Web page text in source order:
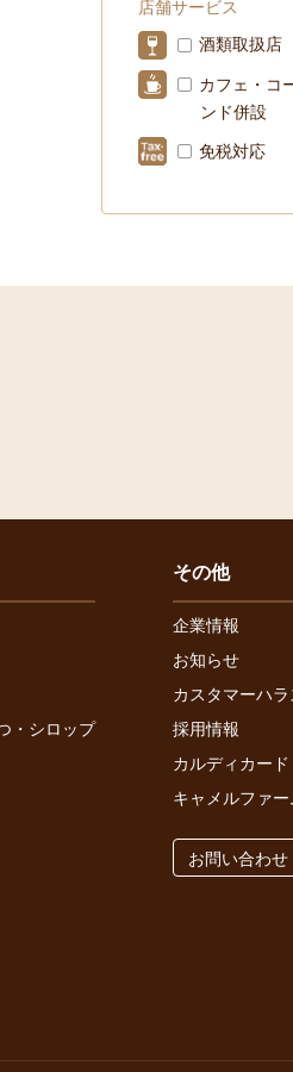
店舗サービス
酒類取扱店
カフェ・コ
ンド併設
免税対応
・シロップ
その他
企業情報
お知らせ
カスタマーハ
採用情報
カルディカード
キャメルファ
お問い合わせ